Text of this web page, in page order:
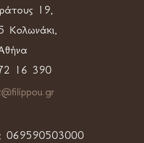
19,
Κολωνάκι,
16 390
069590503000